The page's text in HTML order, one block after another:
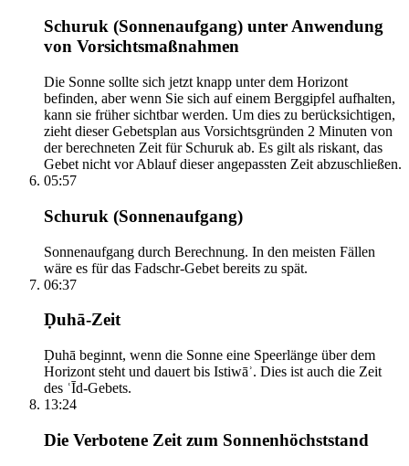
Schuruk (Sonnenaufgang) unter Anwendung
von Vorsichtsmaßnahmen
Die Sonne sollte sich jetzt knapp unter dem Horizont
befinden, aber wenn Sie sich auf einem Berggipfel aufhalten,
kann sie früher sichtbar werden. Um dies zu berücksichtigen,
zieht dieser Gebetsplan aus Vorsichtsgründen 2 Minuten von
der berechneten Zeit für Schuruk ab. Es gilt als riskant, das
Gebet nicht vor Ablauf dieser angepassten Zeit abzuschließen.
05:57
Schuruk (Sonnenaufgang)
Sonnenaufgang durch Berechnung. In den meisten Fällen
wäre es für das Fadschr-Gebet bereits zu spät.
06:37
Ḍuhā-Zeit
Ḍuhā beginnt, wenn die Sonne eine Speerlänge über dem
Horizont steht und dauert bis Istiwāʾ. Dies ist auch die Zeit
des ʿĪd-Gebets.
13:24
Die Verbotene Zeit zum Sonnenhöchststand